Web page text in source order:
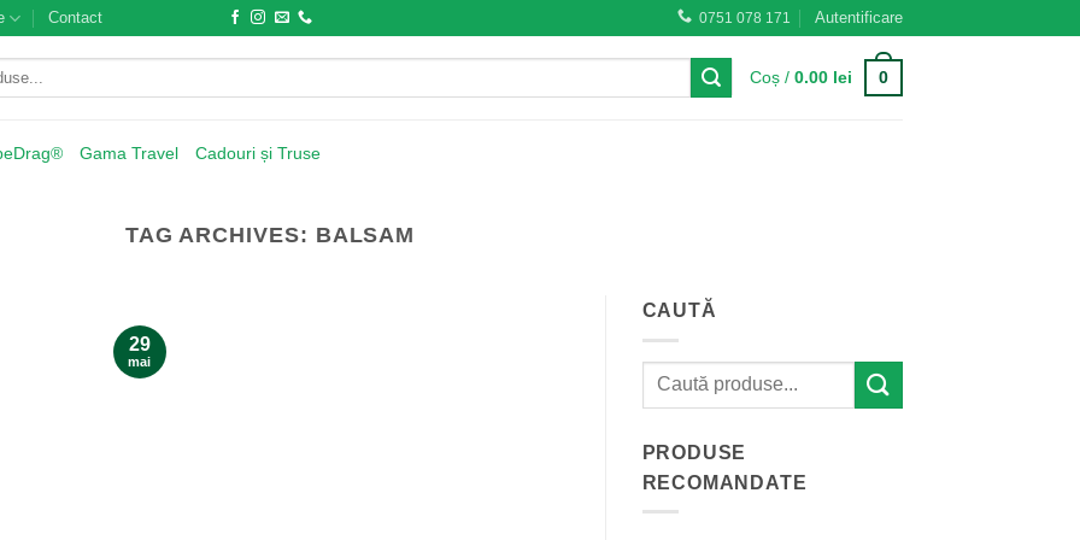
Contact 0751 078 171 Autentificare
Coș /0.00 lei 0
Gama Travel Cadouri și Truse
TAG ARCHIVES: BALSAM
29
mai
CAUTĂ
PRODUSE
RECOMANDATE